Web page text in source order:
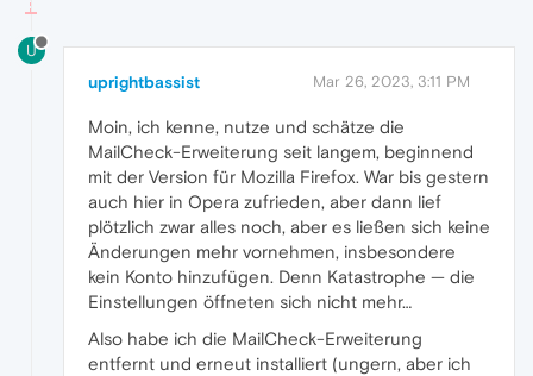
U
uprightbassist Mar 26, 2023, 3:11 PM
Moin, ich kenne, nutze und schätze die
MailCheck-Erweiterung seit langem, beginnend
mit der Version für Mozilla Firefox. War bis gestern
auch hier in Opera zufrieden, aber dann lief
plötzlich zwar alles noch, aber es ließen sich keine
Änderungen mehr vornehmen, insbesondere
kein Konto hinzufügen. Denn Katastrophe — die
Einstellungen öffneten sich nicht mehr…
Also habe ich die MailCheck-Erweiterung
entfernt und erneut installiert (ungern, aber ich